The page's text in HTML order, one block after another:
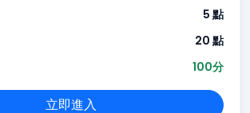
5 點
20 點
100分
立即進入